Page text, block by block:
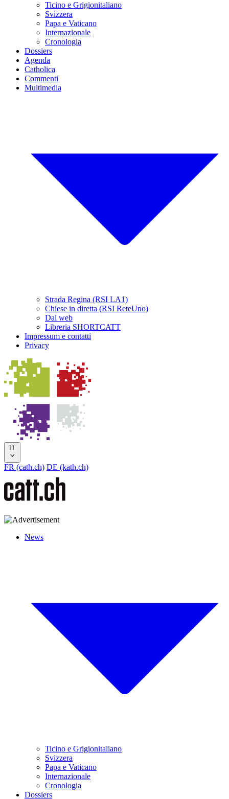
Ticino e Grigionitaliano
Svizzera
Papa e Vaticano
Internazionale
Cronologia
Dossiers
Agenda
Catholica
Commenti
Multimedia
Strada Regina (RSI LA1)
Chiese in diretta (RSI ReteUno)
Dal web
Libreria SHORTCATT
Impressum e contatti
Privacy
IT
FR (cath.ch) DE (kath.ch)
News
Ticino e Grigionitaliano
Svizzera
Papa e Vaticano
Internazionale
Cronologia
Dossiers